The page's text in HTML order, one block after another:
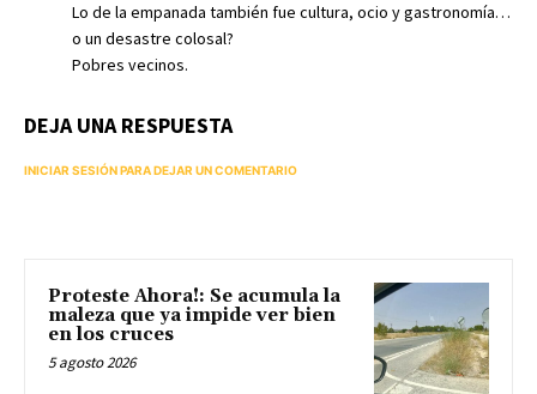
Lo de la empanada también fue cultura, ocio y gastronomía…
o un desastre colosal?
Pobres vecinos.
DEJA UNA RESPUESTA
INICIAR SESIÓN PARA DEJAR UN COMENTARIO
Proteste Ahora!: Se acumula la
maleza que ya impide ver bien
en los cruces
5 agosto 2026